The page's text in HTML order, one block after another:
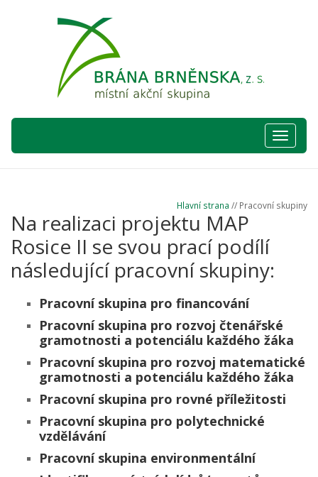
Hlavní
nabídka
Hlavní strana // Pracovní skupiny
Na realizaci projektu MAP
Rosice II se svou prací podílí
následující pracovní skupiny:
Pracovní skupina pro financování
Pracovní skupina pro rozvoj čtenářské
gramotnosti a potenciálu každého žáka
Pracovní skupina pro rozvoj matematické
gramotnosti a potenciálu každého žáka
Pracovní skupina pro rovné příležitosti
Pracovní skupina pro polytechnické
vzdělávání
Pracovní skupina environmentální